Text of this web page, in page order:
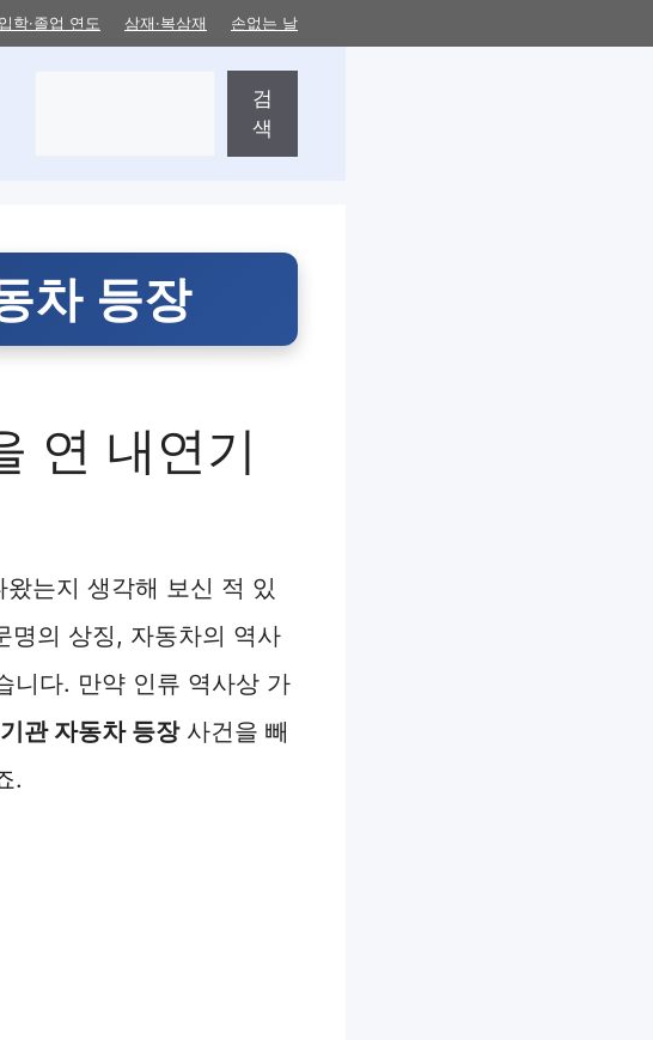
학·졸업 연도 삼재·복삼재 손없는 날
검
색
차 등장
연 내연기
는지 생각해 보신 적 있
명의 상징, 자동차의 역사
니다. 만약 인류 역사상 가
관 자동차 등장사건을 빼
.